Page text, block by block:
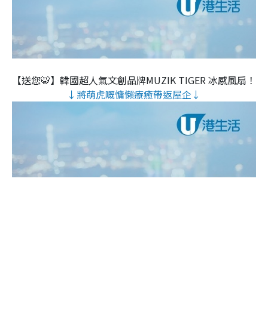
【送您🐯】韓國超人氣文創品牌MUZIK TIGER 冰感風扇！
↓將萌虎嘅慵懶療癒帶返屋企↓